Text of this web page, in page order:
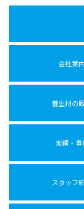
会社案内
養生材の
実績・事
スタッフ